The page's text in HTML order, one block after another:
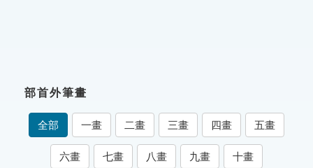
成語故事
索引選單
知識索引
部首外筆畫
全部 一畫 二畫 三畫 四畫 五畫
六畫 七畫 八畫 九畫 十畫